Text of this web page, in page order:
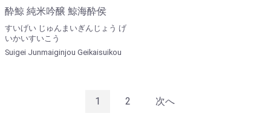
酔鯨 純米吟醸 鯨海酔侯
すいげい じゅんまいぎんじょう げ
いかいすいこう
Suigei Junmaiginjou Geikaisuikou
1 2 次へ